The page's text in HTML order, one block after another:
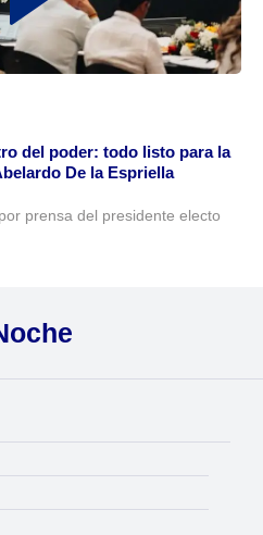
del poder: todo listo para la
De la Espriella
prensa del presidente electo